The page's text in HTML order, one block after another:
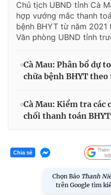
Chủ tịch UBND tỉnh Cà
hợp vướng mắc thanh
bệnh BHYT từ năm
Văn phòng UBND tỉnh
Cà Mau: Phân bổ dự
chữa bệnh BHYT
Cà Mau: Kiểm tra các
chối thanh toán BHYT
Chia sẻ
Chọn Báo Thanh
trên Google tìm